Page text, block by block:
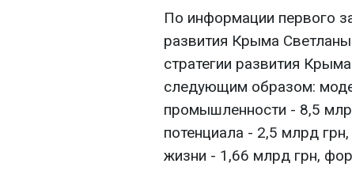
По информации первого
развития Крыма
стратегии развития
следующим образом:
промышленности - 8,5
потенциала - 2,5 млрд
жизни - 1,66 млрд грн,